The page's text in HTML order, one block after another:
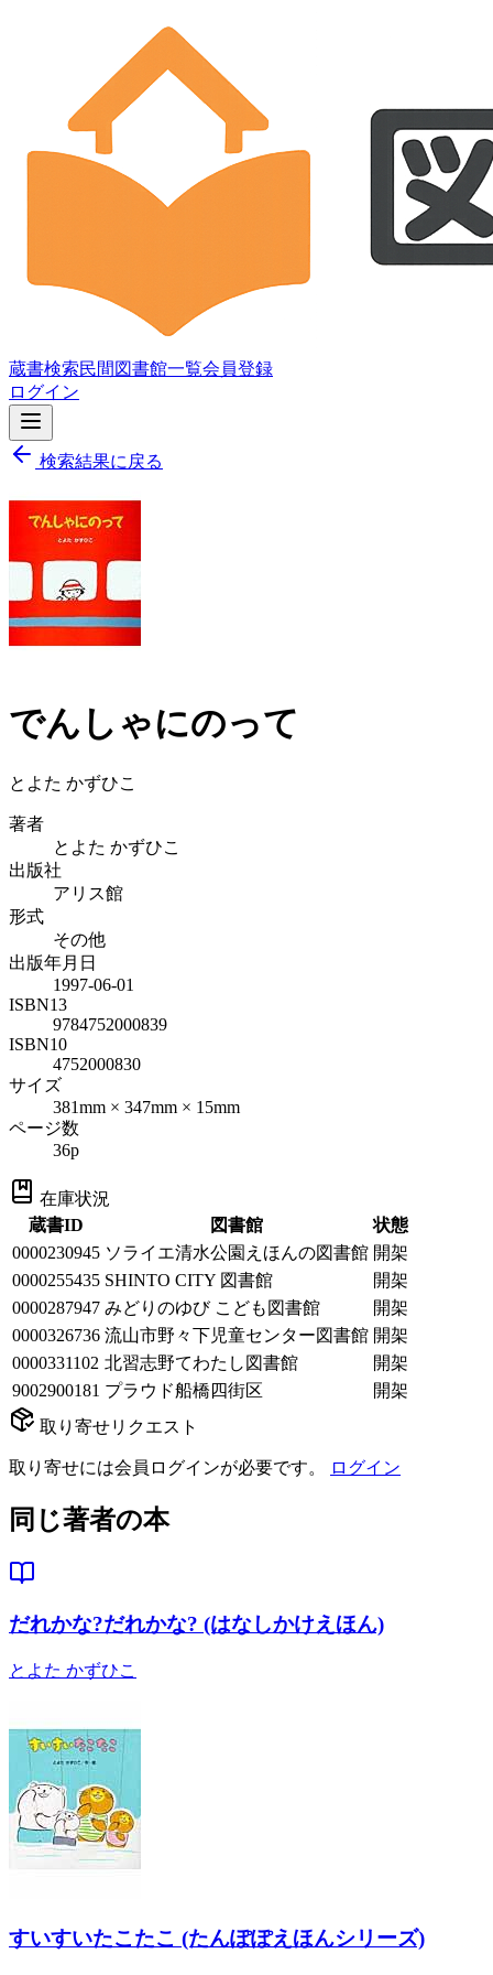
蔵書検索民間図書館一覧会員登録
ログイン
検索結果に戻る
でんしゃにのって
とよた かずひこ
著者
とよた かずひこ
出版社
アリス館
形式
その他
出版年月日
1997-06-01
ISBN13
9784752000839
ISBN10
4752000830
サイズ
381mm × 347mm × 15mm
ページ数
36p
在庫状況
蔵書ID
図書館
状態
0000230945 ソライエ清水公園えほんの図書館 開架
0000255435 SHINTO CITY 図書館
開架
0000287947 みどりのゆび こども図書館
開架
0000326736 流山市野々下児童センター図書館 開架
0000331102 北習志野てわたし図書館
開架
9002900181 プラウド船橋四街区
開架
取り寄せリクエスト
取り寄せには会員ログインが必要です。 ログイン
同じ著者の本
だれかな?だれかな? (はなしかけえほん)
とよた かずひこ
すいすいたこたこ (たんぽぽえほんシリーズ)